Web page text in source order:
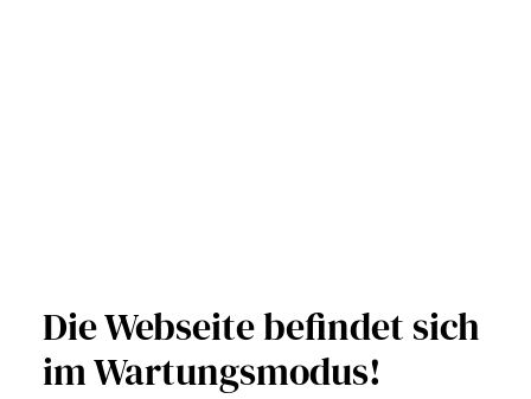
Die Webseite befindet sich
im Wartungsmodus!